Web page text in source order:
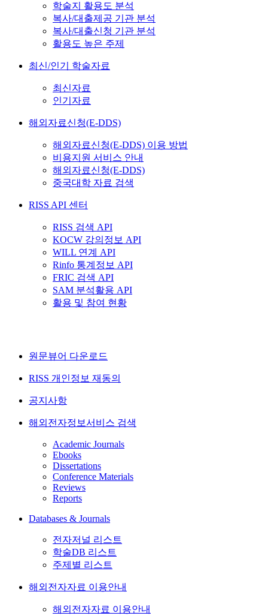
학술지 활용도 분석
복사/대출제공 기관 분석
복사/대출신청 기관 분석
활용도 높은 주제
최신/인기 학술자료
최신자료
인기자료
해외자료신청(E-DDS)
해외자료신청(E-DDS) 이용 방법
비용지원 서비스 안내
해외자료신청(E-DDS)
중국대학 자료 검색
RISS API 센터
RISS 검색 API
KOCW 강의정보 API
WILL 연계 API
Rinfo 통계정보 API
FRIC 검색 API
SAM 분석활용 API
활용 및 참여 현황
원문뷰어 다운로드
RISS 개인정보 재동의
공지사항
해외전자정보서비스 검색
Academic Journals
Ebooks
Dissertations
Conference Materials
Reviews
Reports
Databases & Journals
전자저널 리스트
학술DB 리스트
주제별 리스트
해외전자자료 이용안내
해외전자자료 이용안내